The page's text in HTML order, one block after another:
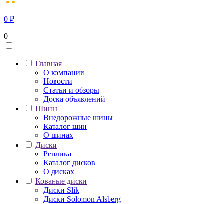
0 ₽
0
Главная
О компании
Новости
Статьи и обзоры
Доска объявлений
Шины
Внедорожные шины
Каталог шин
О шинах
Диски
Реплика
Каталог дисков
О дисках
Кованые диски
Диски Slik
Диски Solomon Alsberg